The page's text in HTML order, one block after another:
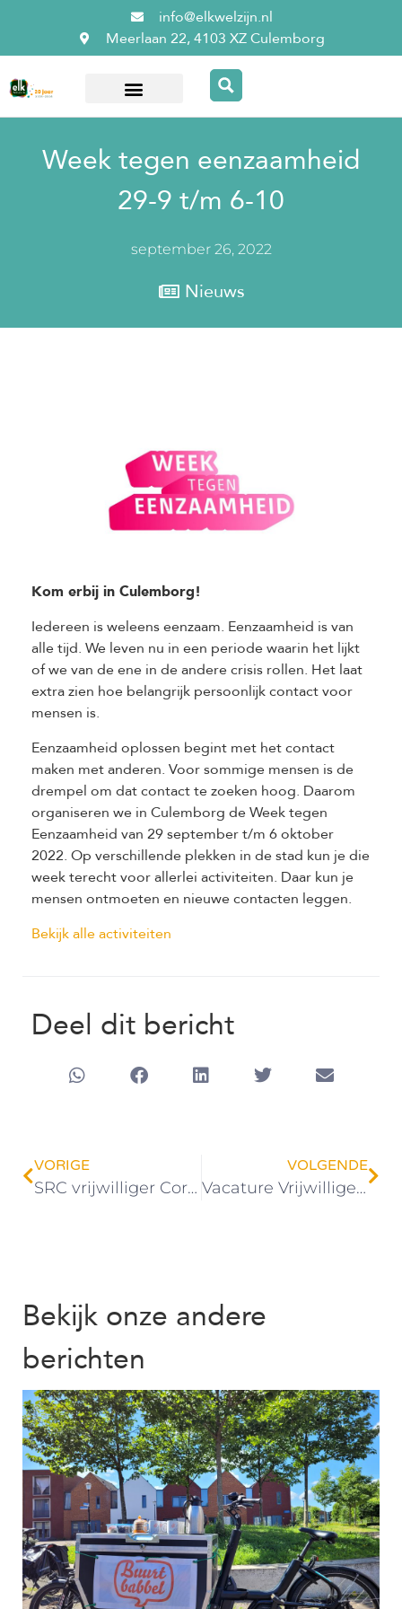
info@elkwelzijn.nl
Meerlaan 22, 4103 XZ Culemborg
Week tegen eenzaamheid
29-9 t/m 6-10
september 26, 2022
Nieuws
Kom erbij in Culemborg!
Iedereen is weleens eenzaam. Eenzaamheid is van
alle tijd. We leven nu in een periode waarin het lijkt
of we van de ene in de andere crisis rollen. Het laat
extra zien hoe belangrijk persoonlijk contact voor
mensen is.
Eenzaamheid oplossen begint met het contact
maken met anderen. Voor sommige mensen is de
drempel om dat contact te zoeken hoog. Daarom
organiseren we in Culemborg de Week tegen
Eenzaamheid van 29 september t/m 6 oktober
2022. Op verschillende plekken in de stad kun je die
week terecht voor allerlei activiteiten. Daar kun je
mensen ontmoeten en nieuwe contacten leggen.
Bekijk alle activiteiten
Deel dit bericht
VORIGE
SRC vrijwilliger Cor: “Gesprekken met Sandra zijn nooit saai”
VOLGENDE
Vacature Vrijwilligerscoördinator voor opvang vluchtelingen (20 uur)
Bekijk onze andere
berichten